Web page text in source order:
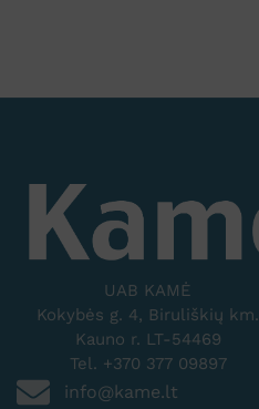
UAB KAMĖ
Kokybės g. 4, Biruliškių km.
Kauno r. LT-54469
Tel. +370 377 09897
info@kame.lt